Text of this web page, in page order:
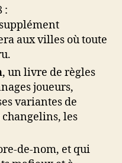
:
aux villes où toute
, un livre de règles
joueurs,
variantes de
changelins, les
de-nom, et qui